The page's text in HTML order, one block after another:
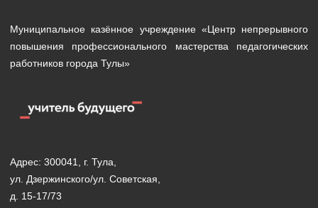
Муниципальное казённое учреждение «Центр непрерывного
повышения профессионального мастерства педагогических
работников города Тулы»
Адрес: 300041, г. Тула,
ул. Дзержинского/ул. Советская,
д. 15-17/73